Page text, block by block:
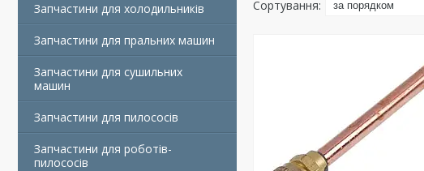
Запчастини для холодильників
Запчастини для пральних машин
Запчастини для сушильних
машин
Запчастини для пилососів
Запчастини для роботів-
пилососів